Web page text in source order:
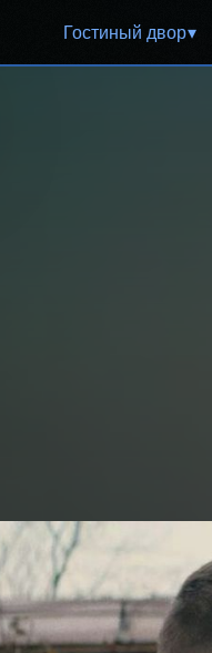
Гостиный двор